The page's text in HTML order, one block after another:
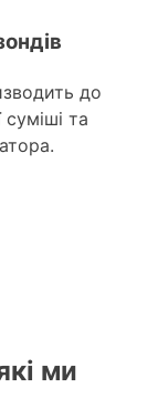
до
та
ми